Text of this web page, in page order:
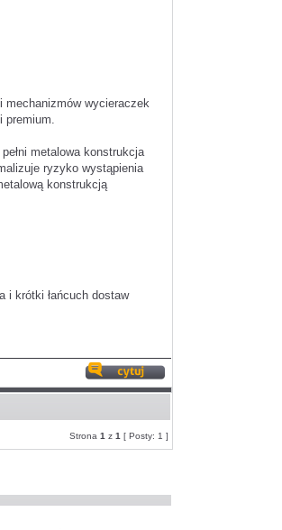
mechanizmów wycieraczek
premium.
metalowa konstrukcja
ryzyko wystąpienia
konstrukcją
i krótki łańcuch dostaw
Odpowiedz
z
Strona1 z1 [ Posty: 1 ]